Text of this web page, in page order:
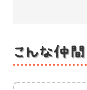
こんな仲